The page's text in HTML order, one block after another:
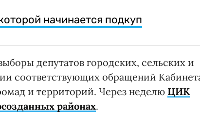
начинается подкуп
депутатов городских, сельских и
соответствующих обращений
и территорий. Через неделю ЦИК
районах.